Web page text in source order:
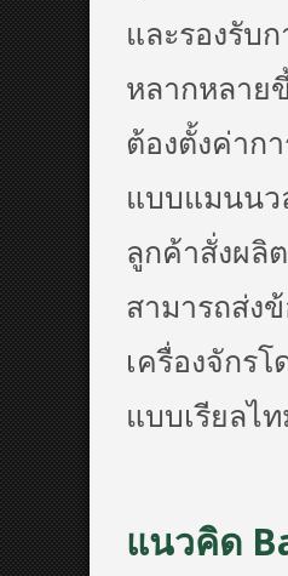
และรองรับ
หลากหลาย
ต้องตั้งค่าก
แบบแมนนว
ลูกค้าสั่งผลิ
สามารถส่ง
เครื่องจักรโ
แบบเรียลไ
แนวคิด